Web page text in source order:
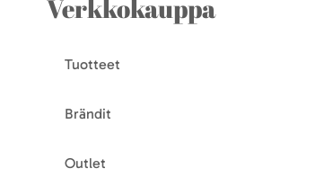
Verkkokauppa
Tuotteet
Brändit
Outlet